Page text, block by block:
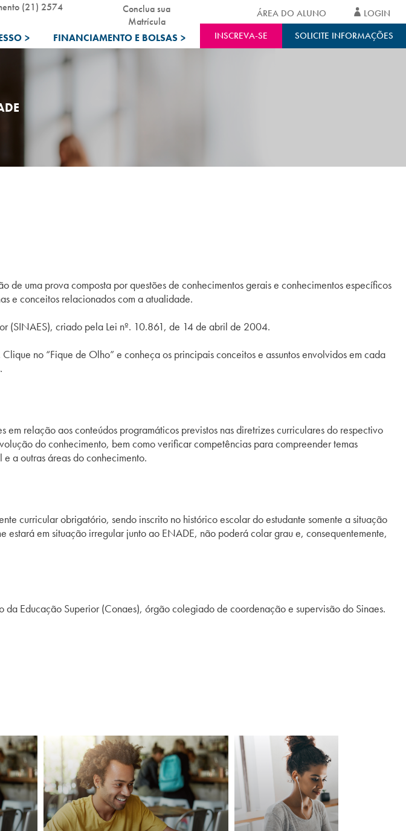
> FINANCIAMENTO E BOLSAS >
(21) 2574
Conclua sua
Matrícula
INSCREVA-SE SOLICITE INFORMAÇÕES
ÁREA DO ALUNO LOGIN
uma prova composta por questões de conhecimentos gerais e conhecimentos específicos
e conceitos relacionados com a atualidade.
(SINAES), criado pela Lei nº. 10.861, de 14 de abril de 2004.
no “Fique de Olho” e conheça os principais conceitos e assuntos envolvidos em cada
relação aos conteúdos programáticos previstos nas diretrizes curriculares do respectivo
do conhecimento, bem como verificar competências para compreender temas
a outras áreas do conhecimento.
curricular obrigatório, sendo inscrito no histórico escolar do estudante somente a situação
em situação irregular junto ao ENADE, não poderá colar grau e, consequentemente,
Educação Superior (Conaes), órgão colegiado de coordenação e supervisão do Sinaes.